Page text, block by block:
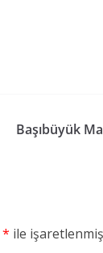
Başıbüyük
* ile